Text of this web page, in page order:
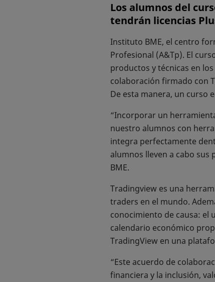
Los alumnos del
tendrán licencias
Instituto BME, el centro
Profesional (A&Tp). El
productos y técnicas en
colaboración firmado con
De esta manera, un curso
“Incorporar un
nuestro alumnos con
integra perfectamente
alumnos lleven a cabo
BME.
Tradingview es una
traders en el mundo.
conocimiento de causa: el
calendario económico
TradingView en una
“Este acuerdo de
financiera y la inclusión,